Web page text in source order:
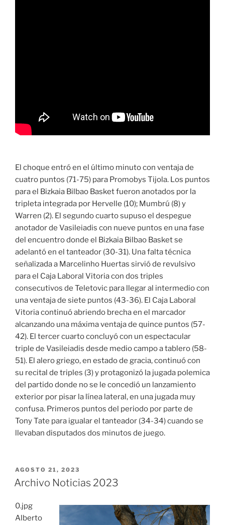
El choque entró en el último minuto con ventaja de
cuatro puntos (71-75) para Promobys Tijola. Los puntos
para el Bizkaia Bilbao Basket fueron anotados por la
tripleta integrada por Hervelle (10); Mumbrú (8) y
Warren (2). El segundo cuarto supuso el despegue
anotador de Vasileiadis con nueve puntos en una fase
del encuentro donde el Bizkaia Bilbao Basket se
adelantó en el tanteador (30-31). Una falta técnica
señalizada a Marcelinho Huertas sirvió de revulsivo
para el Caja Laboral Vitoria con dos triples
consecutivos de Teletovic para llegar al intermedio con
una ventaja de siete puntos (43-36). El Caja Laboral
Vitoria continuó abriendo brecha en el marcador
alcanzando una máxima ventaja de quince puntos (57-
42). El tercer cuarto concluyó con un espectacular
triple de Vasileiadis desde medio campo a tablero (58-
51). El alero griego, en estado de gracia, continuó con
su recital de triples (3) y protagonizó la jugada polemica
del partido donde no se le concedió un lanzamiento
exterior por pisar la línea lateral, en una jugada muy
confusa. Primeros puntos del periodo por parte de
Tony Tate para igualar el tanteador (34-34) cuando se
llevaban disputados dos minutos de juego.
PUBLICADO
EL
AGOSTO 21, 2023
Archivo Noticias 2023
0.jpg
Alberto